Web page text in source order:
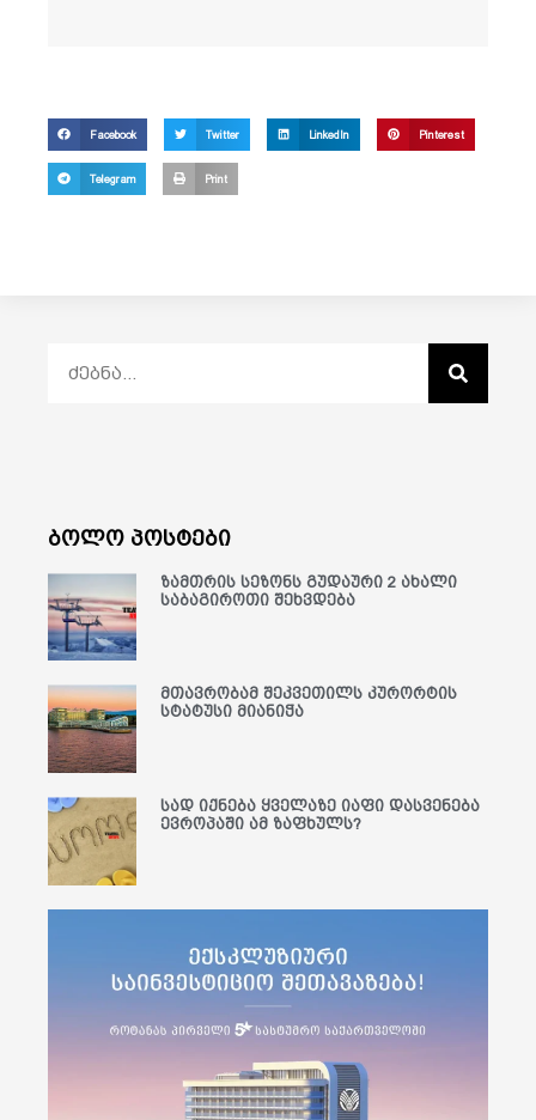
Facebook Twitter LinkedIn Pinterest
Telegram Print
ბოლო პოსტები
ზამთრის სეზონს გუდაური 2 ახალი
საბაგიროთი შეხვდება
მთავრობამ შეკვეთილს კურორტის
სტატუსი მიანიჭა
სად იქნება ყველაზე იაფი დასვენება
ევროპაში ამ ზაფხულს?